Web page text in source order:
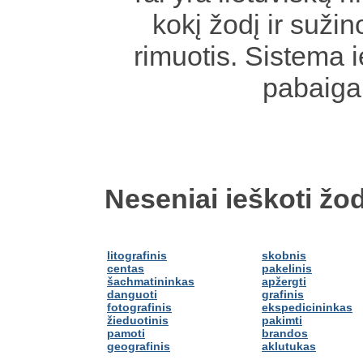
kokį žodį ir
rimuotis. Sistema
Neseniai ieškoti
litografinis
centas
šachmatininkas
danguoti
fotografinis
žieduotinis
pamoti
geografinis
skobnis
pakelinis
apžergti
grafinis
ekspedicininkas
pakimti
brandos
aklutukas